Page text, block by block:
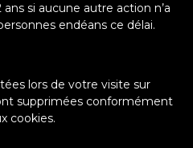
si aucune autre action n’a
endéans ce délai.
lors de votre visite sur
supprimées conformément
cookies.